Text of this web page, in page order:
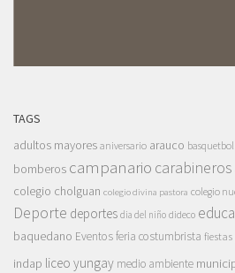
TAGS
adultos mayores aniversario arauco basquetbol
bomberos campanario carabineros
colegio cholguan colegio divina pastora colegio
Deporte deportes dia del niño dideco
baquedano Eventosferia costumbrista
indap liceo yungay medio ambiente